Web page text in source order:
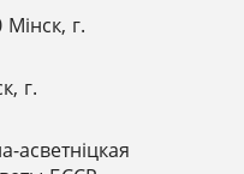
г.
г.
асветніцкая